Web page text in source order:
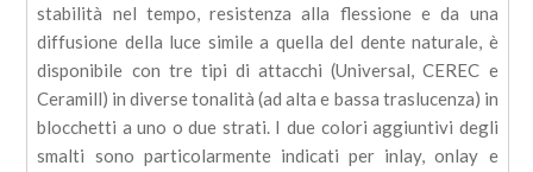
stabilità nel tempo, resistenza alla flessione e da una
diffusione della luce simile a quella del dente naturale, è
disponibile con tre tipi di attacchi (Universal, CEREC e
Ceramill) in diverse tonalità (ad alta e bassa traslucenza) in
blocchetti a uno o due strati. I due colori aggiuntivi degli
smalti sono particolarmente indicati per inlay, onlay e